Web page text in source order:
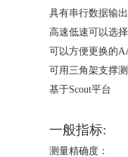
具有串行数据输
高速低速可以选择
可以方便更换的
可用三角架支撑
基于Scout平台
一般指标:
测量精确度